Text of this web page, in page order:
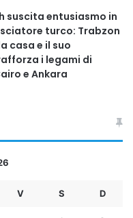
suscita entusiasmo in
turco: Trabzon
casa e il suo
i legami di
e Ankara
V S D